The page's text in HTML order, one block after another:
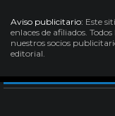
Aviso publicitario: Este
enlaces de afiliados.
nuestros socios
editorial.